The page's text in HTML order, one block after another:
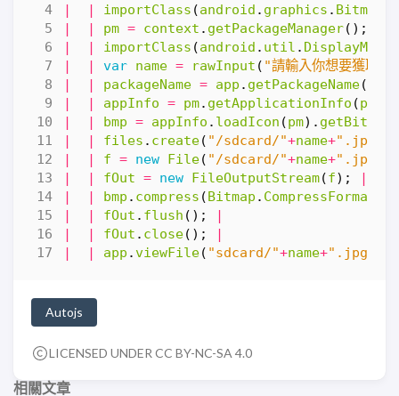
|
| importClass (android . graphics . Bitmap
|
| pm = context . getPackageManager();
|
| importClass (android . util .
|
| var name = rawInput ( "請輸入你想要獲取的
|
| packageName = app . getPackageName(
|
| appInfo = pm. getApplicationInfo (
|
| bmp = appInfo . loadIcon (pm). getBitmap
|
| files . create( "/sdcard/"+name+".jpg"
|
| f = new File( "/sdcard/"+name+".jpg"
|
| fOut = new FileOutputStream(f);
|
|
| bmp . compress (Bitmap . CompressFormat
|
| fOut . flush ();
|
|
| fOut . close();
|
|
| app .viewFile( "sdcard/"+name+".jpg"
Autojs
LICENSED UNDER CC BY-NC-SA 4.0
相關文章